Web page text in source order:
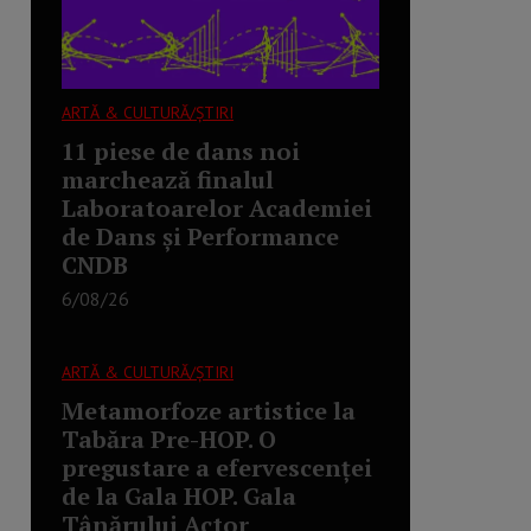
ARTĂ & CULTURĂ/ȘTIRI
11 piese de dans noi
marchează finalul
Laboratoarelor Academiei
de Dans și Performance
CNDB
6/08/26
ARTĂ & CULTURĂ/ȘTIRI
Metamorfoze artistice la
Tabăra Pre-HOP. O
pregustare a efervescenței
de la Gala HOP. Gala
Tânărului Actor